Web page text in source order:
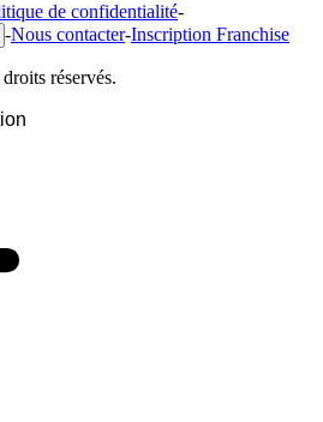
de confidentialité-
-Nous contacter-Inscription Franchise
réservés.